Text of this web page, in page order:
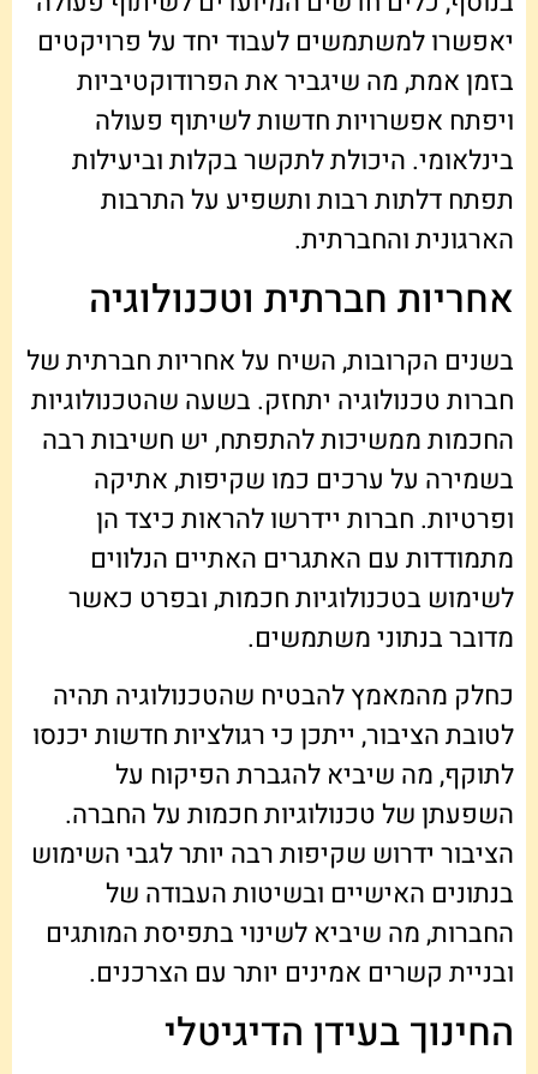
יאפשרו למשתמשים לעבוד יחד על פרויקטים
בזמן אמת, מה שיגביר את הפרודוקטיביות
ויפתח אפשרויות חדשות לשיתוף פעולה
בינלאומי. היכולת לתקשר בקלות וביעילות
תפתח דלתות רבות ותשפיע על התרבות
הארגונית והחברתית.
אחריות חברתית וטכנולוגיה
בשנים הקרובות, השיח על אחריות חברתית של
חברות טכנולוגיה יתחזק. בשעה שהטכנולוגיות
החכמות ממשיכות להתפתח, יש חשיבות רבה
בשמירה על ערכים כמו שקיפות, אתיקה
ופרטיות. חברות יידרשו להראות כיצד הן
מתמודדות עם האתגרים האתיים הנלווים
לשימוש בטכנולוגיות חכמות, ובפרט כאשר
מדובר בנתוני משתמשים.
כחלק מהמאמץ להבטיח שהטכנולוגיה תהיה
לטובת הציבור, ייתכן כי רגולציות חדשות יכנסו
לתוקף, מה שיביא להגברת הפיקוח על
השפעתן של טכנולוגיות חכמות על החברה.
הציבור ידרוש שקיפות רבה יותר לגבי השימוש
בנתונים האישיים ובשיטות העבודה של
החברות, מה שיביא לשינוי בתפיסת המותגים
ובניית קשרים אמינים יותר עם הצרכנים.
החינוך בעידן הדיגיטלי